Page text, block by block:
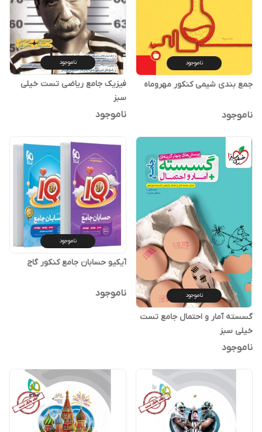
ناموجود
جمع بندی شیمی کنکور مهروماه
ناموجود
ناموجود
فیزیک جامع ریاضی تست خیلی
سبز
ناموجود
ناموجود
گسسته آمار و احتمال جامع تست
خیلی سبز
ناموجود
ناموجود
آیکیو حسابان جامع کنکور گاج
ناموجود